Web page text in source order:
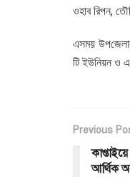
ওহাব রিপন,
এসময়
টি ইউনিয়ন ও
Previous
আর্থিক